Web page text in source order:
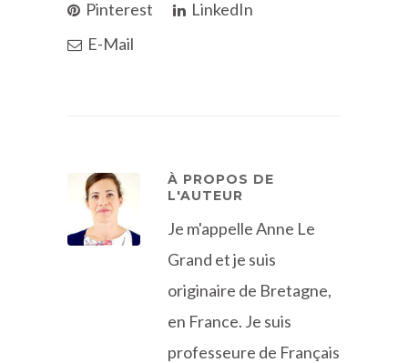
Pinterest
LinkedIn
E-Mail
À PROPOS DE
L'AUTEUR
Je m'appelle Anne Le
Grand et je suis
originaire de Bretagne,
en France. Je suis
professeure de Français